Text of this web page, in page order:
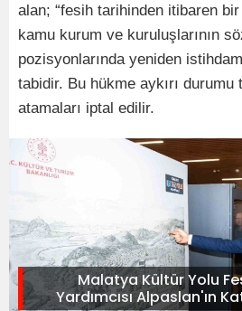
alan; “fesih tarihinden itibaren
kamu kurum ve kuruluşlarının
pozisyonlarında yeniden
tabidir. Bu hükme aykırı
atamaları iptal edilir.
Malatya Kültür Yolu
Yardımcısı Alpaslan'ın